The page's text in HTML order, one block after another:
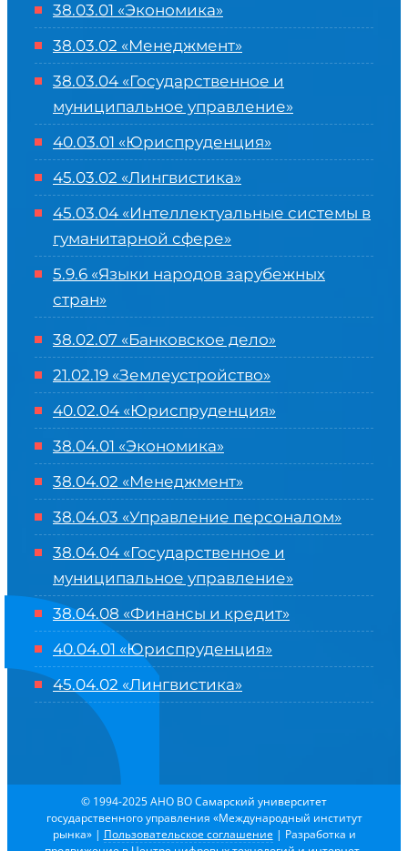
38.03.01 «Экономика»
38.03.02 «Менеджмент»
38.03.04 «Государственное и
муниципальное управление»
40.03.01 «Юриспруденция»
45.03.02 «Лингвистика»
45.03.04 «Интеллектуальные системы в
гуманитарной сфере»
5.9.6 «Языки народов зарубежных
стран»
38.02.07 «Банковское дело»
21.02.19 «Землеустройство»
40.02.04 «Юриспруденция»
38.04.01 «Экономика»
38.04.02 «Менеджмент»
38.04.03 «Управление персоналом»
38.04.04 «Государственное и
муниципальное управление»
38.04.08 «Финансы и кредит»
40.04.01 «Юриспруденция»
45.04.02 «Лингвистика»
© 1994-2025 АНО ВО Самарский университет
государственного управления «Международный институт
рынка» | Пользовательское соглашение | Разработка и